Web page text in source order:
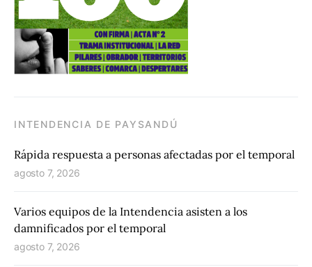
INTENDENCIA DE PAYSANDÚ
Rápida respuesta a personas afectadas por el temporal
agosto 7, 2026
Varios equipos de la Intendencia asisten a los
damnificados por el temporal
agosto 7, 2026